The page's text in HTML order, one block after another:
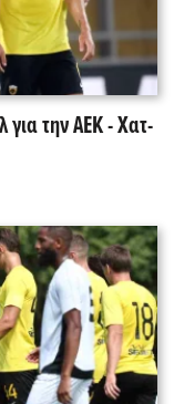
την ΑΕΚ - Χατ-